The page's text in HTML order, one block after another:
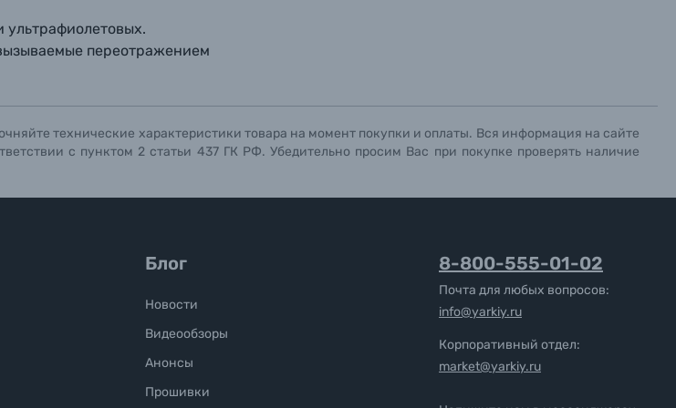
вопрос
вопрос
ультрафиолетовых.
переотражением
технические характеристики товара на момент покупки и оплаты. Вся информация на сайте
с пунктом 2 статьи 437 ГК РФ. Убедительно просим Вас при покупке проверять наличие
вопрос
Блог
Новости
Видеообзоры
Анонсы
Прошивки
8-800-555-01-02
Почта для любых вопросов:
info@yarkiy.ru
Корпоративный отдел:
market@yarkiy.ru